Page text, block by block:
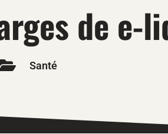
de e-
Santé